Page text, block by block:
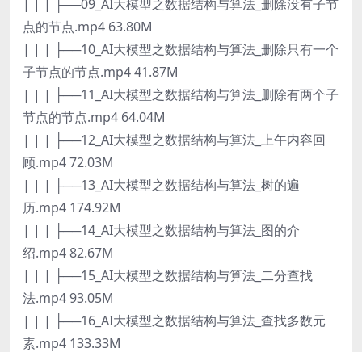
| | | ├──09_AI大模型之数据结构与算法_删除没有子节
点的节点.mp4 63.80M
| | | ├──10_AI大模型之数据结构与算法_删除只有一个
子节点的节点.mp4 41.87M
| | | ├──11_AI大模型之数据结构与算法_删除有两个子
节点的节点.mp4 64.04M
| | | ├──12_AI大模型之数据结构与算法_上午内容回
顾.mp4 72.03M
| | | ├──13_AI大模型之数据结构与算法_树的遍
历.mp4 174.92M
| | | ├──14_AI大模型之数据结构与算法_图的介
绍.mp4 82.67M
| | | ├──15_AI大模型之数据结构与算法_二分查找
法.mp4 93.05M
| | | ├──16_AI大模型之数据结构与算法_查找多数元
素.mp4 133.33M